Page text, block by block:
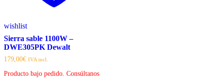
wishlist
Sierra sable 1100W –
DWE305PK Dewalt
179,00€ IVA incl.
Producto bajo pedido. Consúltanos